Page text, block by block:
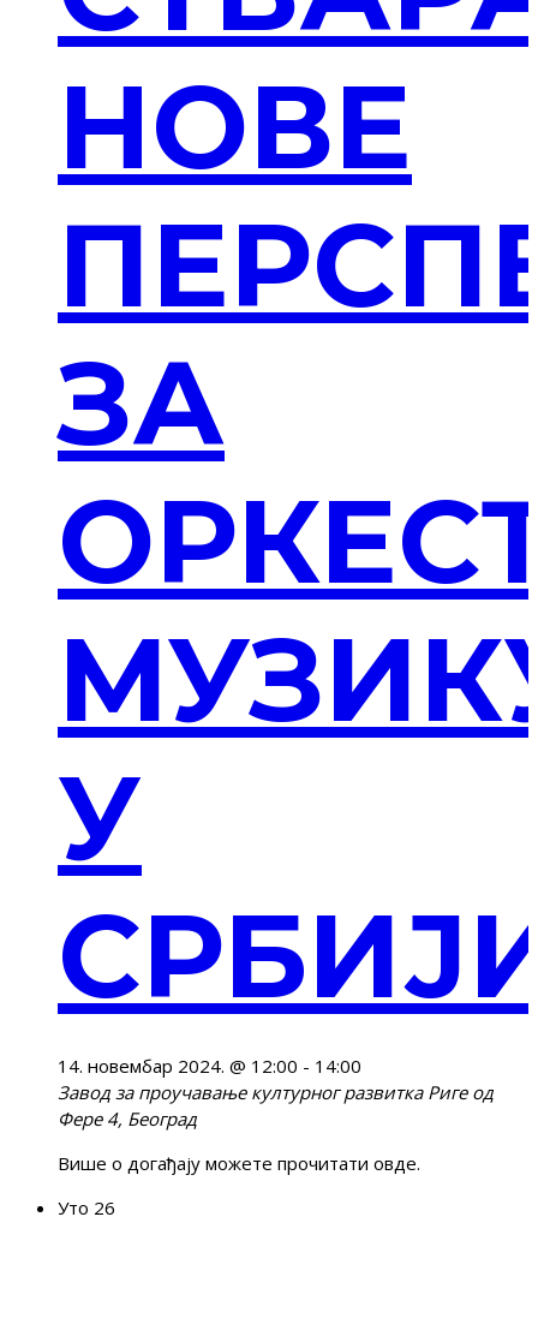
НОВЕ
ЗА
У
14. новембар 2024. @ 12:00 - 14:00
Завод за проучавање културног развитка Риге од
Фере 4, Београд
Више о догађају можете прочитати овде.
Уто 26